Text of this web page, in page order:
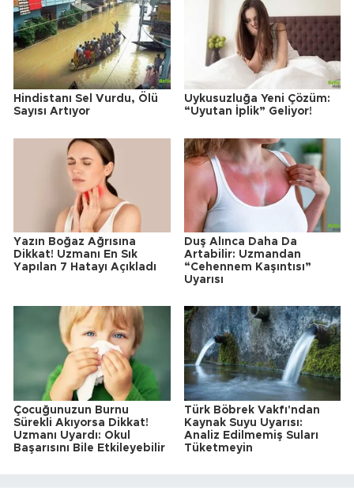
Hindistanı Sel Vurdu, Ölü
Sayısı Artıyor
Uykusuzluğa Yeni Çözüm:
“Uyutan İplik” Geliyor!
Yazın Boğaz Ağrısına
Dikkat! Uzmanı En Sık
Yapılan 7 Hatayı Açıkladı
Duş Alınca Daha Da
Artabilir: Uzmandan
“Cehennem Kaşıntısı”
Uyarısı
Çocuğunuzun Burnu
Sürekli Akıyorsa Dikkat!
Uzmanı Uyardı: Okul
Başarısını Bile Etkileyebilir
Türk Böbrek Vakfı'ndan
Kaynak Suyu Uyarısı:
Analiz Edilmemiş Suları
Tüketmeyin